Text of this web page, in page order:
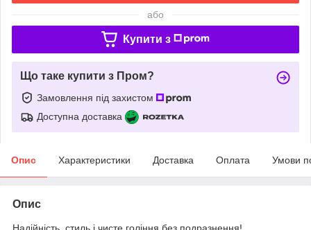
або
Купити з
Що таке купити з Пром?
Замовлення під захистом
Доступна доставка
Опис Характеристики Доставка Оплата Умови
Опис
Надійність, стиль і чисте гоління без подразнення!